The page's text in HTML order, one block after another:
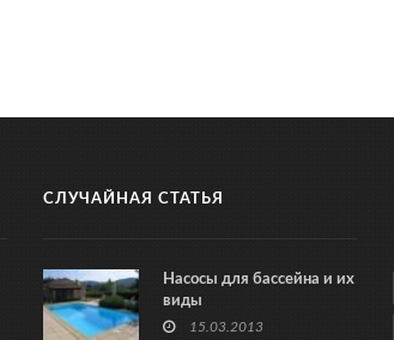
СЛУЧАЙНАЯ СТАТЬЯ
Насосы для бассейна и их
виды
15.03.2013